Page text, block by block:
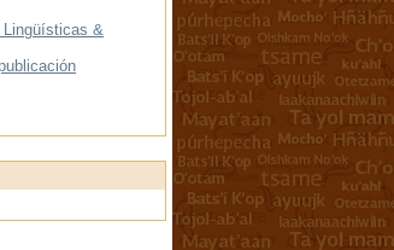
Lingüísticas &